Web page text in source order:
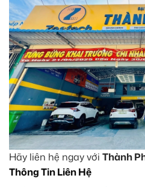
Hãy liên hệ ngay với Thành
Thông Tin Liên Hệ